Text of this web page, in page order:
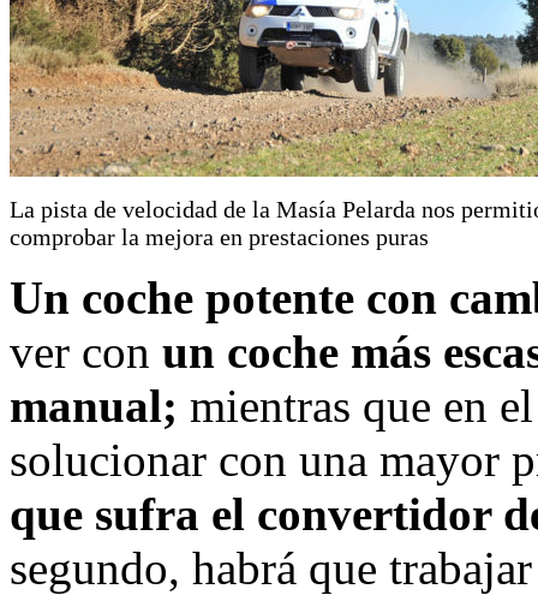
La pista de velocidad de la Masía Pelarda nos
comprobar la mejora en prestaciones puras
Un coche potente con
ver con un coche más
manual; mientras que en
solucionar con una mayor
que sufra el convertidor
segundo, habrá que